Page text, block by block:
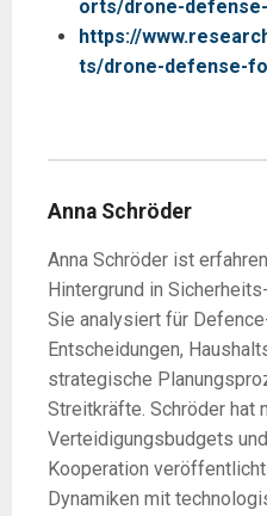
orts/drone-
https://
ts/drone-defense-
Anna Schröder
Anna Schröder ist
Hintergrund in
Sie analysiert für
Entscheidungen,
strategische
Streitkräfte. Schröder hat
Verteidigungsbudgets
Kooperation
Dynamiken mit